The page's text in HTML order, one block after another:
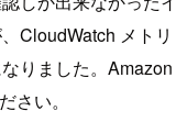
CloudWatch メトリ
りました。Amazon
さい。